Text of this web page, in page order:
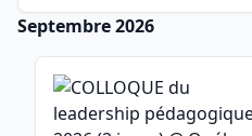
Septembre 2026